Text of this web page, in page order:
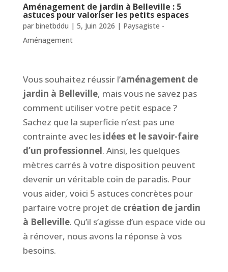
Aménagement de jardin à Belleville : 5
astuces pour valoriser les petits espaces
par binetbddu | 5, Juin 2026 | Paysagiste -
Aménagement
Vous souhaitez réussir l’aménagement de
jardin à Belleville, mais vous ne savez pas
comment utiliser votre petit espace ?
Sachez que la superficie n’est pas une
contrainte avec les idées et le savoir-faire
d’un professionnel. Ainsi, les quelques
mètres carrés à votre disposition peuvent
devenir un véritable coin de paradis. Pour
vous aider, voici 5 astuces concrètes pour
parfaire votre projet de création de jardin
à Belleville. Qu’il s’agisse d’un espace vide ou
à rénover, nous avons la réponse à vos
besoins.